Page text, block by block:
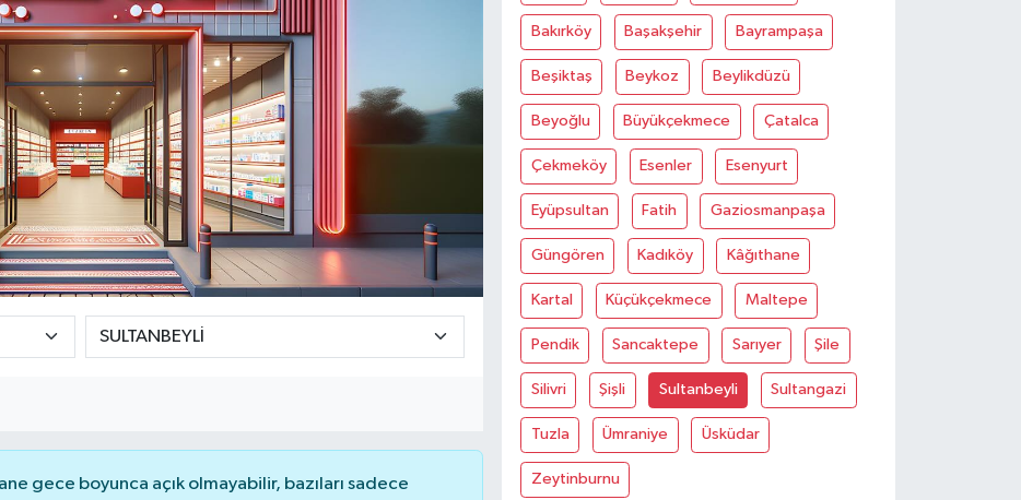
gece boyunca açık olmayabilir, bazıları sadece
Bakırköy Başakşehir Bayrampaşa
Beşiktaş Beykoz Beylikdüzü
Beyoğlu Büyükçekmece Çatalca
Çekmeköy Esenler Esenyurt
Eyüpsultan Fatih Gaziosmanpaşa
Güngören Kadıköy Kâğıthane
Kartal Küçükçekmece Maltepe
Pendik Sancaktepe Sarıyer Şile
Silivri Şişli Sultanbeyli Sultangazi
Tuzla Ümraniye Üsküdar
Zeytinburnu